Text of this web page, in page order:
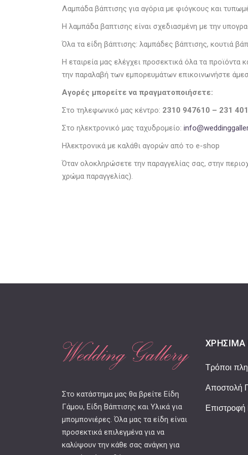
Λαμπάδα βάπτισης για αγόρια με φιόγκους και
Η λαμπάδα βαπτισης είναι σχεδιασμένη με την
Όλα τα είδη βάπτισης: λαμπάδες βάπτισης, κουτιά
Η εταιρεία μας ελέγχει προσεκτικά όλα τα
την παραλαβή των εμπορευμάτων επικοινωνήστε
Αγορές μπορείτε να πραγματοποιήσετε:
Στο τηλεφωνικό μας κέντρο: 2310 947610 – 231
Στο ηλεκτρονικό μας ταχυδρομείο:
Ηλεκτρονικά με καλάθι αγορών από το e-shop
Όταν ολοκληρώσετε την παραγγελίας σας, στην
χρώμα παραγγελίας).
Στο κατάστημα μας θα βρείτε Είδη
Γάμου, Είδη Βάπτισης και Υλικά για
μπομπονιέρες. Όλα μας τα είδη είναι
προσεκτικά επιλεγμένα για να
καλύψουν την κάθε σας ανάγκη για
ΧΡΉΣΙΜΑ
Τρόποι
Αποστολή
Επιστροφή